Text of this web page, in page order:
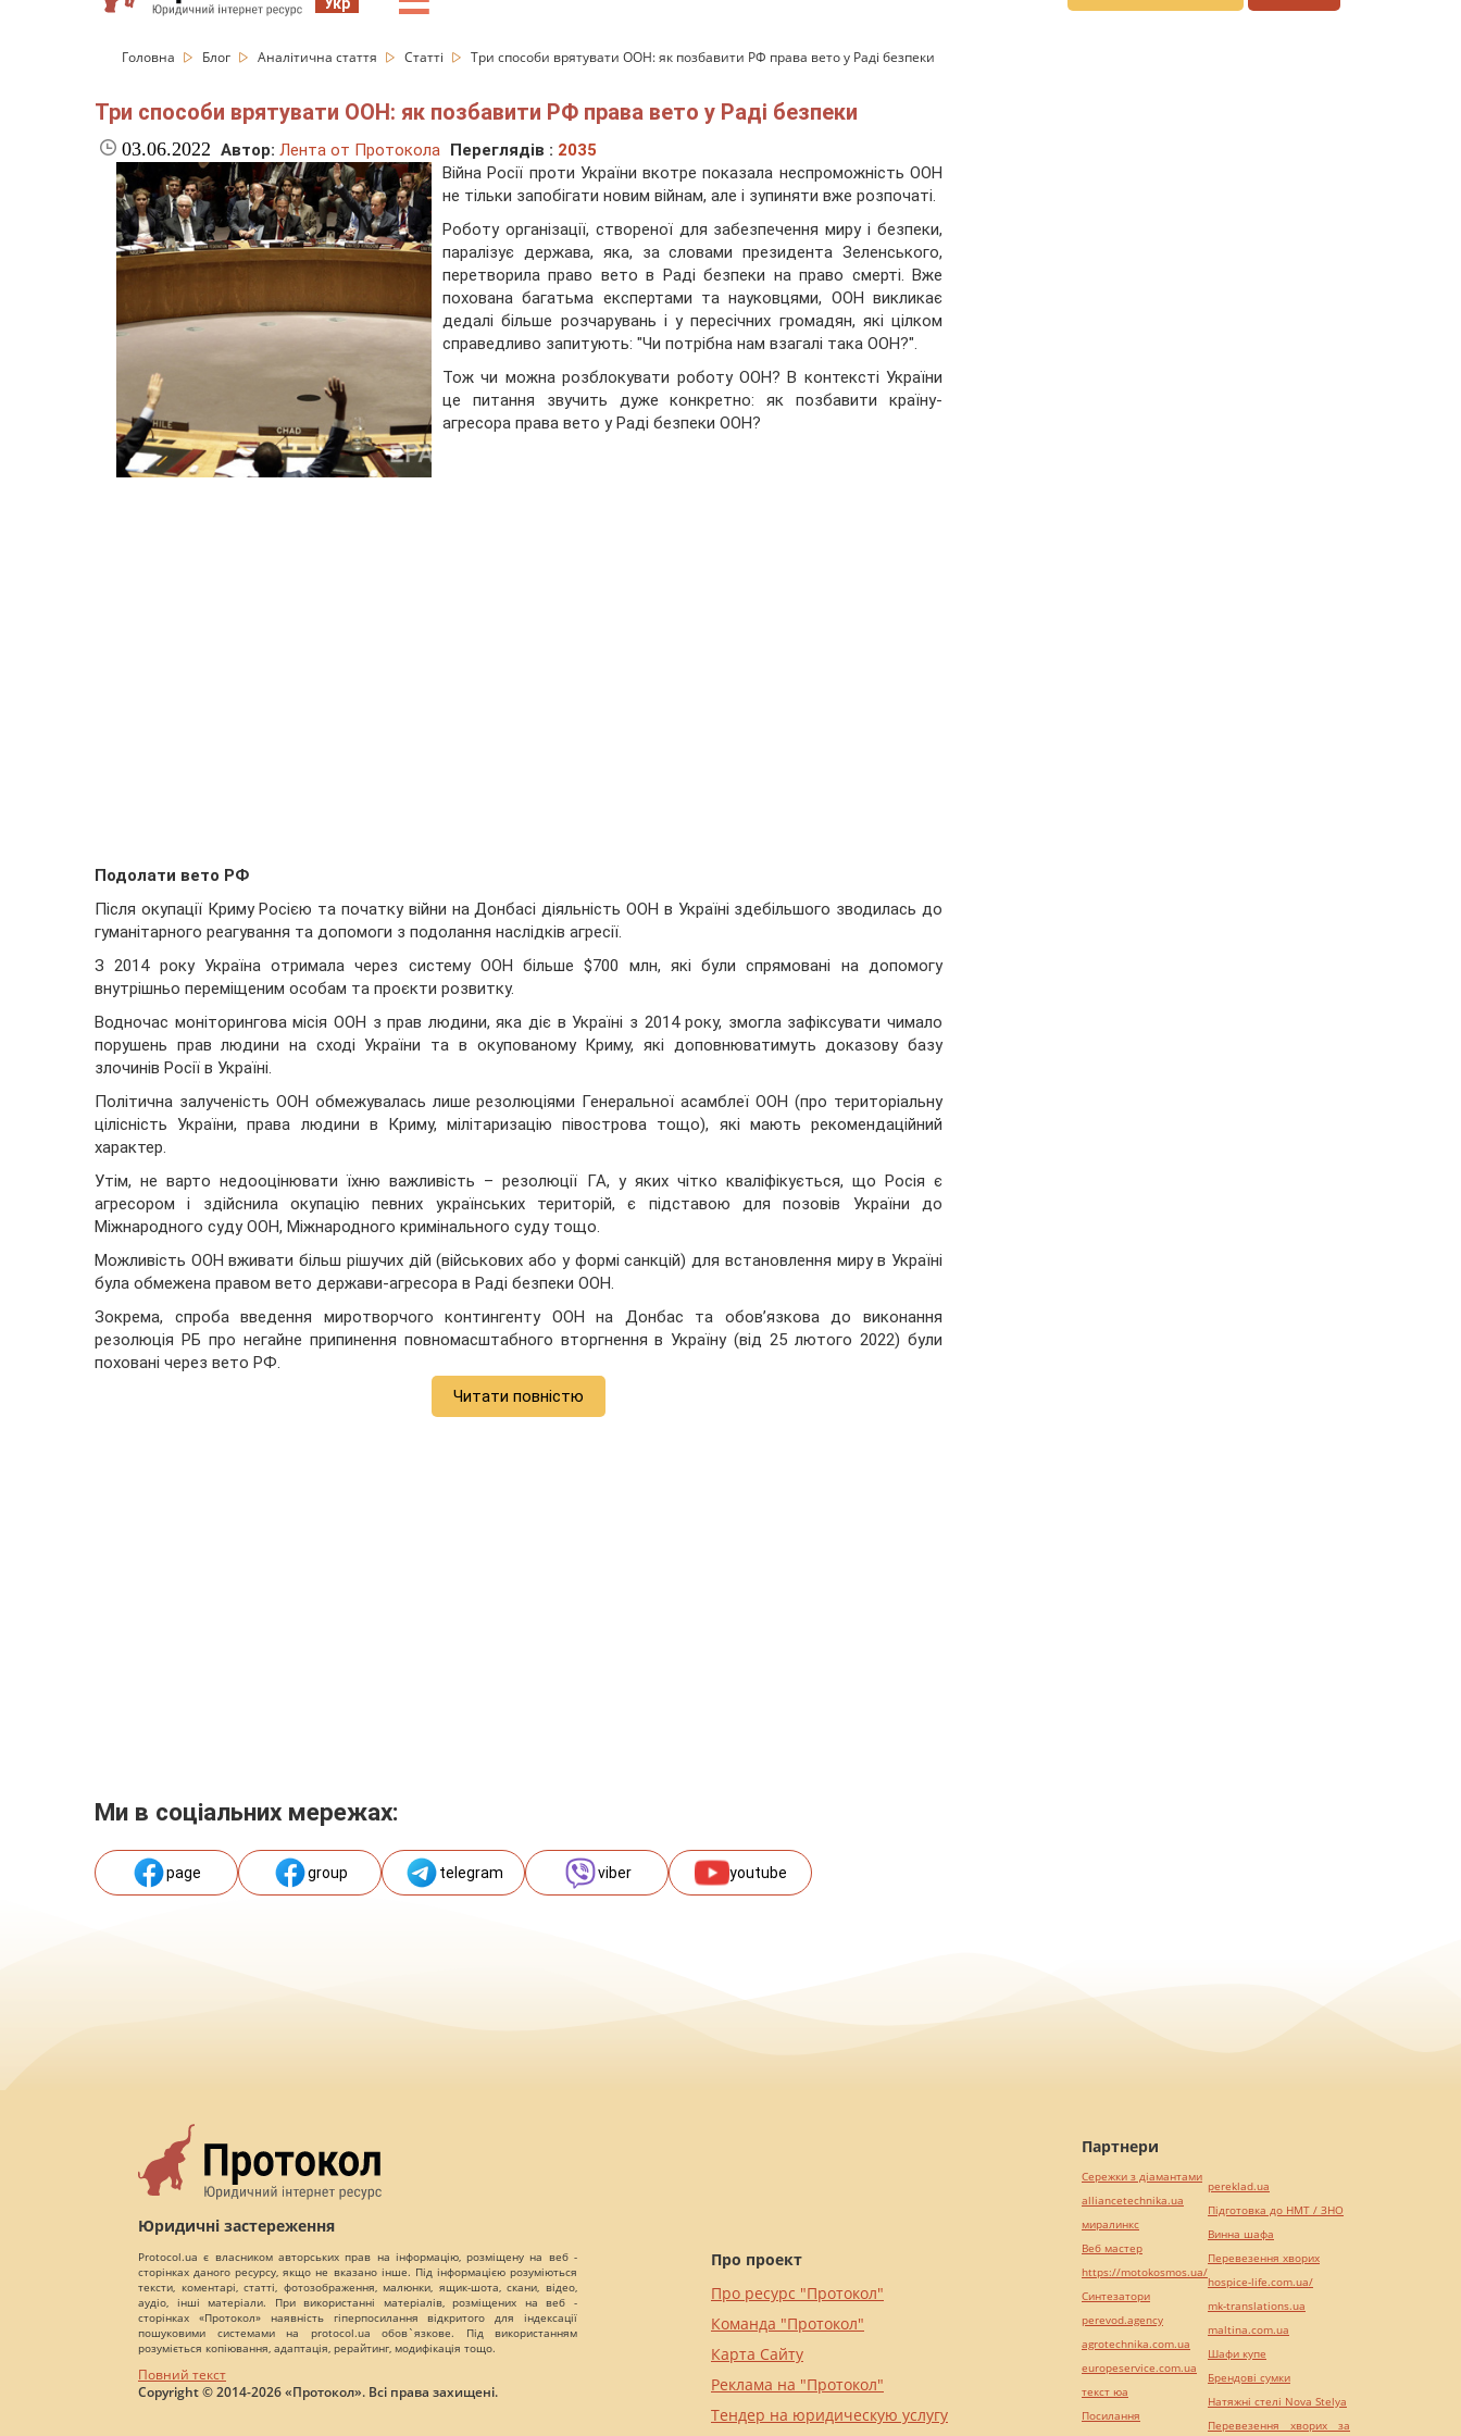
Головна Блог Аналітична стаття Статті Три способи врятувати ООН: як позбавити РФ права вето у Раді безпеки
Три способи врятувати ООН: як позбавити РФ права вето у Раді безпеки
03.06.2022 Автор: Лента от Протокола Переглядів : 2035
Війна Росії проти України вкотре показала неспроможність ООН
не тільки запобігати новим війнам, але і зупиняти вже розпочаті.
Роботу організації, створеної для забезпечення миру і безпеки,
паралізує держава, яка, за словами президента Зеленського,
перетворила право вето в Раді безпеки на право смерті. Вже
похована багатьма експертами та науковцями, ООН викликає
дедалі більше розчарувань і у пересічних громадян, які цілком
справедливо запитують: "Чи потрібна нам взагалі така ООН?".
Тож чи можна розблокувати роботу ООН? В контексті України
це питання звучить дуже конкретно: як позбавити країну-
агресора права вето у Раді безпеки ООН?
Подолати вето РФ
Після окупації Криму Росією та початку війни на Донбасі діяльність ООН в Україні здебільшого зводилась до
гуманітарного реагування та допомоги з подолання наслідків агресії.
З 2014 року Україна отримала через систему ООН більше $700 млн, які були спрямовані на допомогу
внутрішньо переміщеним особам та проєкти розвитку.
Водночас моніторингова місія ООН з прав людини, яка діє в Україні з 2014 року, змогла зафіксувати чимало
порушень прав людини на сході України та в окупованому Криму, які доповнюватимуть доказову базу
злочинів Росії в Україні.
Політична залученість ООН обмежувалась лише резолюціями Генеральної асамблеї ООН (про територіальну
цілісність України, права людини в Криму, мілітаризацію півострова тощо), які мають рекомендаційний
характер.
Утім, не варто недооцінювати їхню важливість – резолюції ГА, у яких чітко кваліфікується, що Росія є
агресором і здійснила окупацію певних українських територій, є підставою для позовів України до
Міжнародного суду ООН, Міжнародного кримінального суду тощо.
Можливість ООН вживати більш рішучих дій (військових або у формі санкцій) для встановлення миру в Україні
була обмежена правом вето держави-агресора в Раді безпеки ООН.
Зокрема, спроба введення миротворчого контингенту ООН на Донбас та обов’язкова до виконання
резолюція РБ про негайне припинення повномасштабного вторгнення в Україну (від 25 лютого 2022) були
поховані через вето РФ.
Читати повністю
Ми в соціальних мережах:
page group telegram viber youtube
Юридичні застереження
Protocol.ua є власником авторських прав на інформацію, розміщену на веб -
сторінках даного ресурсу, якщо не вказано інше. Під інформацією розуміються
тексти, коментарі, статті, фотозображення, малюнки, ящик-шота, скани, відео,
аудіо, інші матеріали. При використанні матеріалів, розміщених на веб -
сторінках «Протокол» наявність гіперпосилання відкритого для індексації
пошуковими системами на protocol.ua обов`язкове. Під використанням
розуміється копіювання, адаптація, рерайтинг, модифікація тощо.
Повний текст
Copyright © 2014-2026 «Протокол». Всі права захищені.
Про проект
Про ресурс "Протокол"
Команда "Протокол"
Карта Сайту
Реклама на "Протокол"
Тендер на юридическую услугу
Партнери
Сережки з діамантами
alliancetechnika.ua
миралинкс
Веб мастер
https://motokosmos.ua/
Синтезатори
perevod.agency
agrotechnika.com.ua
europeservice.com.ua
текст юа
Посилання
pereklad.ua
Підготовка до НМТ / ЗНО
Винна шафа
Перевезення хворих
hospice-life.com.ua/
mk-translations.ua
maltina.com.ua
Шафи купе
Брендові сумки
Натяжні стелі Nova Stelya
Перевезення хворих за